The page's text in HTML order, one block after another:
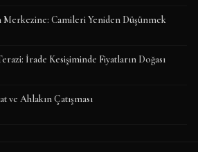
Merkezine: Camileri Yeniden Düşünmek
İrade Kesişiminde Fiyatların Doğası
ve Ahlakın Çatışması